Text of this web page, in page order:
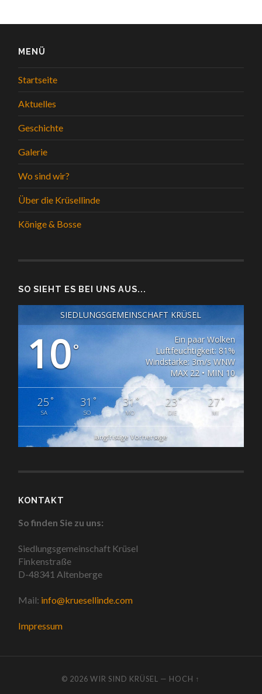
MENÜ
Startseite
Aktuelles
Geschichte
Galerie
Wo sind wir?
Über die Krüsellinde
Könige & Bosse
SO SIEHT ES BEI UNS AUS...
SIEDLUNGSGEMEINSCHAFT KRÜSEL
10°
Ein paar Wolken
Luftfeuchtigkeit: 81%
Windstärke: 3m/s WNW
MAX 22 • MIN 10
25°
SA
31 °
SO
31°
MO
23°
DIE
27°
MI
langfristige Vorhersage
KONTAKT
So finden Sie zu uns:
Siedlungsgemeinschaft Krüsel
Finkenstraße
D-48341 Altenberge
Mail: info@kruesellinde.com
Impressum
© 2026WIR SIND KRÜSEL — HOCH ↑